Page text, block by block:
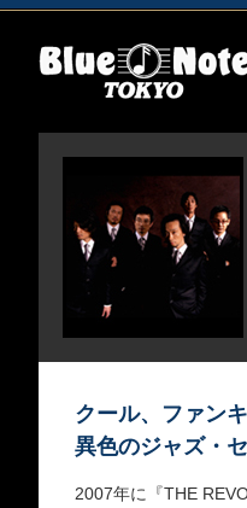
クール、ファン
異色のジャズ・
2007年に『THE